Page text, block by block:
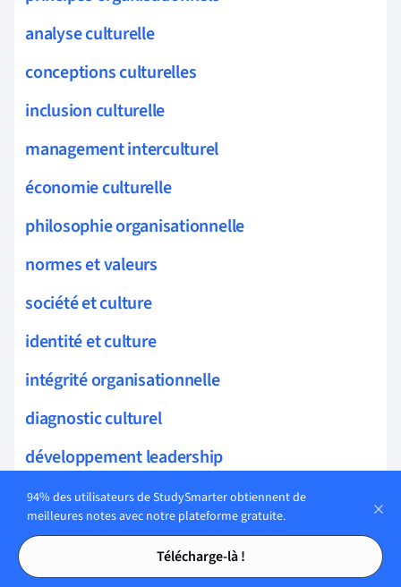
Tables des matières
Tables des matières
analyse culturelle
conceptions culturelles
inclusion culturelle
management interculturel
économie culturelle
philosophie organisationnelle
normes et valeurs
société et culture
identité et culture
intégrité organisationnelle
diagnostic culturel
développement leadership
compétences leadership
motivation équipe
autonomisation employés
94% des utilisateurs de StudySmarter obtiennent de
meilleures notes avec notre plateforme gratuite.
Télécharge-là !